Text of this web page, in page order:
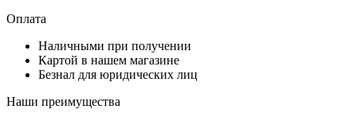
Оплата
Наличными при получении
Картой в нашем магазине
Безнал для юридических лиц
Наши преимущества